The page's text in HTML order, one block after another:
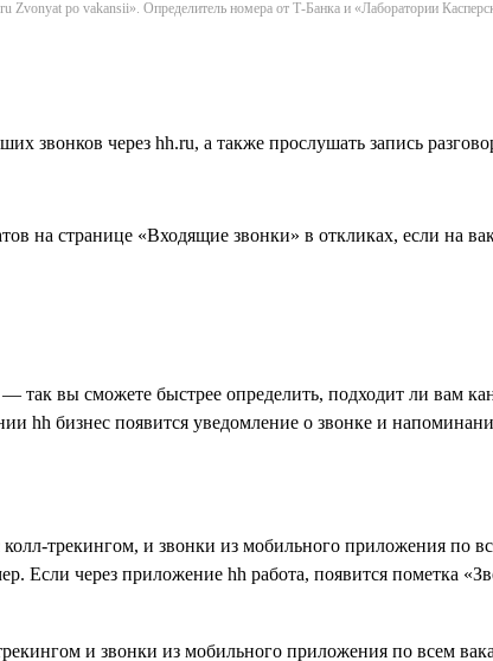
po vakansii». Определитель номера от Т-Банка и «Лаборатории
звонков через hh.ru, а также прослушать запись
на странице «Входящие звонки» в откликах, если на
вы сможете быстрее определить, подходит ли вам
hh бизнес появится уведомление о звонке и
трекингом, и звонки из мобильного приложения по
Если через приложение hh работа, появится пометка